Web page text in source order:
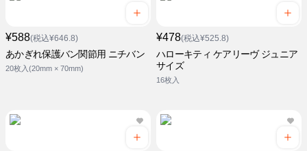
¥588(税込¥646.8)
あかぎれ保護バン関節用 ニチバン
20枚入(20mm × 70mm)
¥478(税込¥525.8)
ハローキティ ケアリーヴ ジュニア
サイズ
16枚入